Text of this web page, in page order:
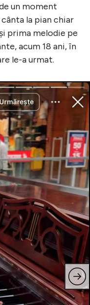
un moment
la pian chiar
prima melodie pe
acum 18 ani, în
le-a urmat.